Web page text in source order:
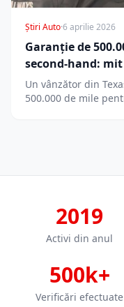
Știri Auto·6 aprilie 2026
Garanție de
second-hand:
Un vânzător din
500.000 de mile
2019
Activi din anul
500k+
Verificări efectuate